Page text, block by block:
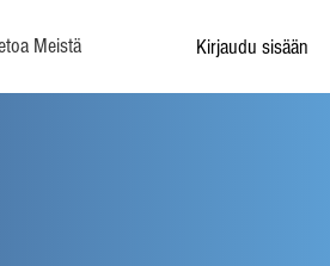
Meistä Kirjaudu sisään